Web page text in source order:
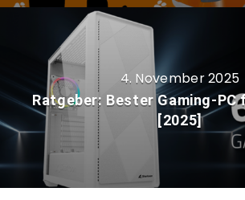
4. November 2025
Ratgeber: Bester Gaming-PC
[2025]